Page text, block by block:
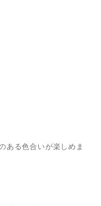
ある色合いが楽しめま